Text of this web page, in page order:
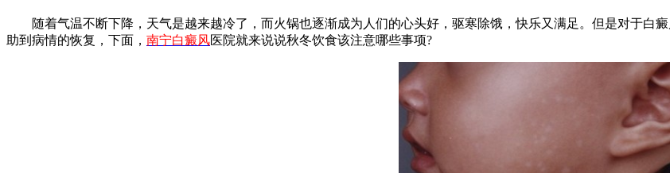
随着气温不断下降，天气是越来越冷了，而火锅也逐渐成为人们的心头好，驱寒除饿，快乐又满足。但是对于白
助到病情的恢复，下面， 南宁白癜风医院就来说说秋冬饮食该注意哪些事项?